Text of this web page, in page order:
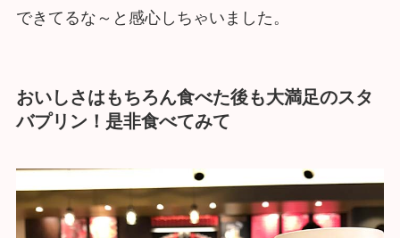
できてるな～と感心しちゃいました。
おいしさはもちろん食べた後も大満足のスタ
バプリン！是非食べてみて